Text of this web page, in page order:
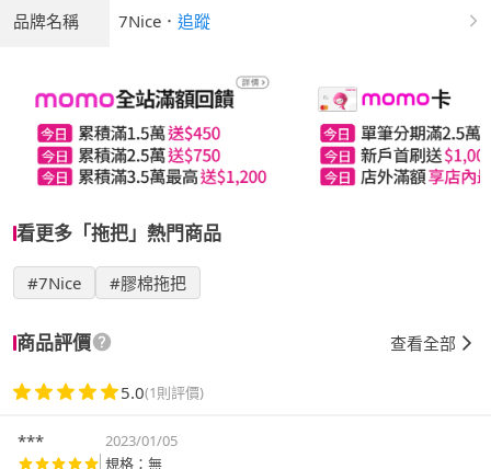
品牌名稱 7Nice ． 追蹤
看更多「拖把」熱門商品
#7Nice #膠棉拖把
商品評價 查看全部
5.0(1則評價)
***
2023/01/05
規格：無